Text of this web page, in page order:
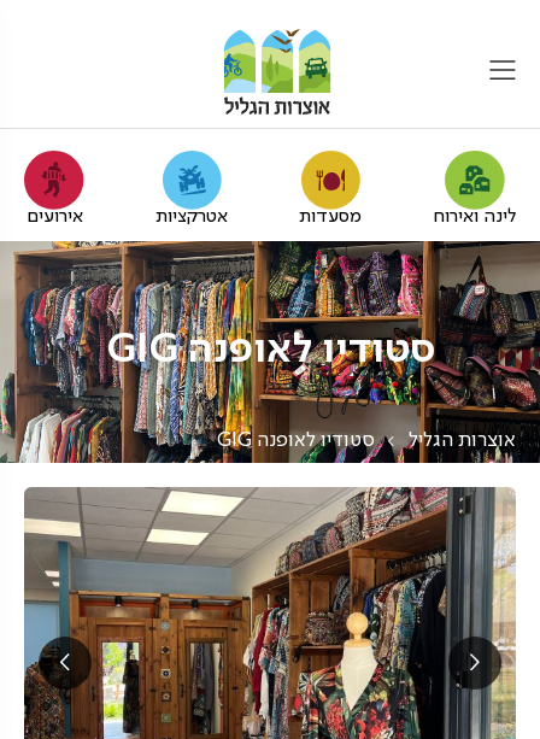
לינה ואירוח מסעדות אטרקציות אירועים
סטודיו לאופנה GIG
אוצרות הגליל סטודיו לאופנה GIG